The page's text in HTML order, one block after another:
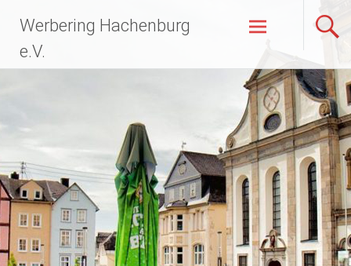
Inhalt
springen
Werbering Hachenburg
e.V.